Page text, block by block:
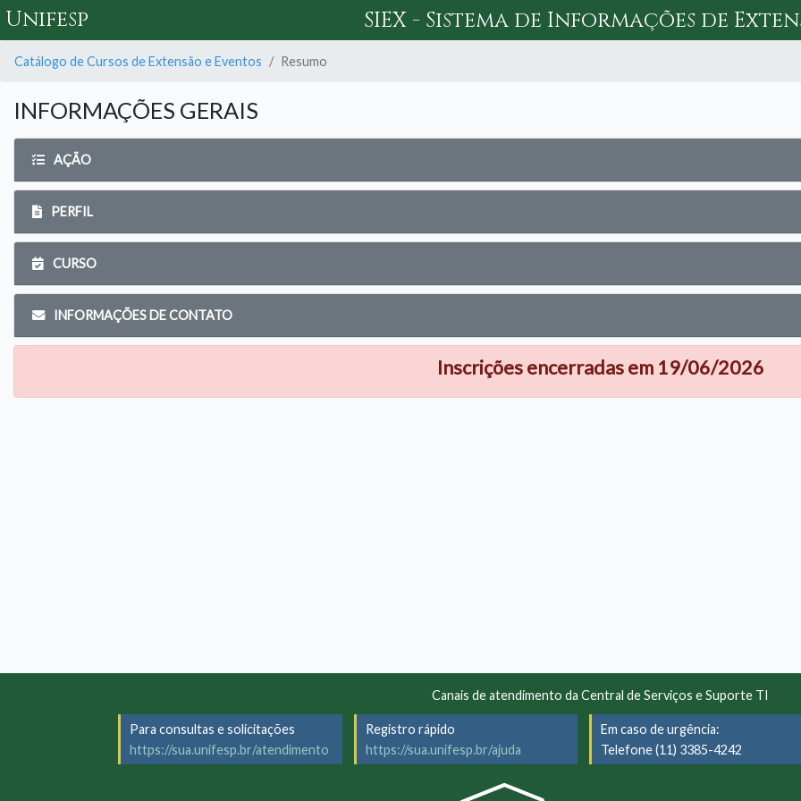
Unifesp SIEX - Sistema de Informações de
Catálogo de Cursos de Extensão e Eventos Resumo
INFORMAÇÕES GERAIS
AÇÃO
PERFIL
CURSO
INFORMAÇÕES DE CONTATO
Inscrições encerradas em 19/06/2026
Canais de atendimento da Central de Serviços e Suporte TI
Para consultas e solicitações
https://sua.unifesp.br/atendimento
Registro rápido
https://sua.unifesp.br/ajuda
Em caso de urgência:
Telefone (11) 3385-4242